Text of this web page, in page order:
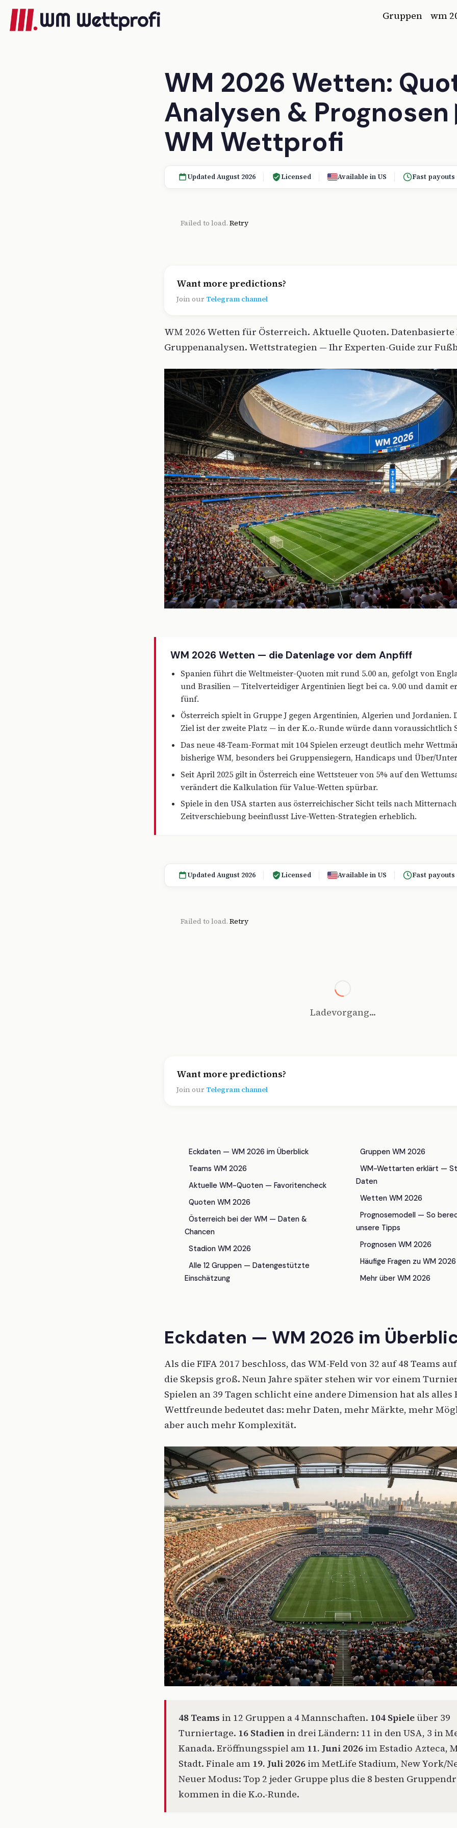
Gruppen wm
WM 2026 Wetten:
Analysen &
WM Wettprofi
Updated August 2026 Licensed Available in US Fast payouts
Failed to load. Retry
Want more predictions?
Join our Telegram channel
WM 2026 Wetten für Österreich. Aktuelle Quoten. Datenbasierte
Gruppenanalysen. Wettstrategien — Ihr Experten-Guide zur
WM 2026 Wetten — die Datenlage vor dem Anpfiff
Spanien führt die Weltmeister-Quoten mit rund 5.00 an, gefolgt von
und Brasilien — Titelverteidiger Argentinien liegt bei ca. 9.00 und damit
fünf.
Österreich spielt in Gruppe J gegen Argentinien, Algerien und Jordanien.
Ziel ist der zweite Platz — in der K.o.-Runde würde dann voraussichtlich
Das neue 48-Team-Format mit 104 Spielen erzeugt deutlich mehr
bisherige WM, besonders bei Gruppensiegern, Handicaps und Über/
Seit April 2025 gilt in Österreich eine Wettsteuer von 5% auf den
verändert die Kalkulation für Value-Wetten spürbar.
Spiele in den USA starten aus österreichischer Sicht teils nach
Zeitverschiebung beeinflusst Live-Wetten-Strategien erheblich.
Updated August 2026 Licensed Available in US Fast payouts
Failed to load. Retry
Ladevorgang...
Want more predictions?
Join our Telegram channel
Eckdaten — WM 2026 im Überblick
Teams WM 2026
Aktuelle WM-Quoten — Favoritencheck
Quoten WM 2026
Österreich bei der WM — Daten &
Chancen
Stadion WM 2026
Alle 12 Gruppen — Datengestützte
Einschätzung
Gruppen WM 2026
WM-Wettarten erklärt —
Daten
Wetten WM 2026
Prognosemodell — So
unsere Tipps
Prognosen WM 2026
Häufige Fragen zu WM
Mehr über WM 2026
Eckdaten — WM 2026 im
Als die FIFA 2017 beschloss, das WM-Feld von 32 auf 48 Teams
die Skepsis groß. Neun Jahre später stehen wir vor einem
Spielen an 39 Tagen schlicht eine andere Dimension hat als
Wettfreunde bedeutet das: mehr Daten, mehr Märkte, mehr
aber auch mehr Komplexität.
48 Teams in 12 Gruppen a 4 Mannschaften. 104 Spieleüber 39
Turniertage. 16 Stadien in drei Ländern: 11 in den USA, 3 in
Kanada. Eröffnungsspiel am 11. Juni 2026 im Estadio Azteca,
Stadt. Finale am 19. Juli 2026 im MetLife Stadium, New York/
Neuer Modus: Top 2 jeder Gruppe plus die 8 besten
kommen in die K.o.-Runde.